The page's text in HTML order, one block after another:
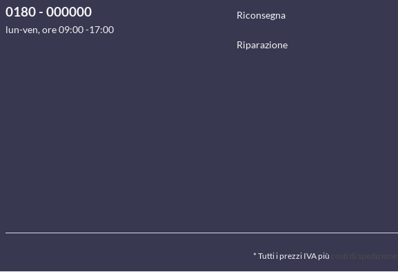
0180 - 000000
lun-ven, ore 09:00 -17:00
Riconsegna
Riparazione
* Tutti i prezzi IVA più